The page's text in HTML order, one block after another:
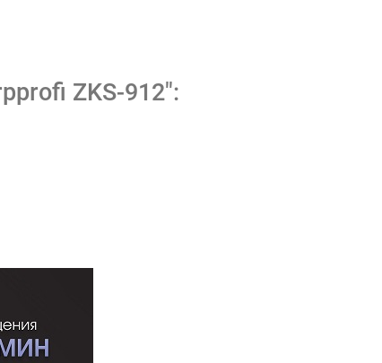
ZKS-912":